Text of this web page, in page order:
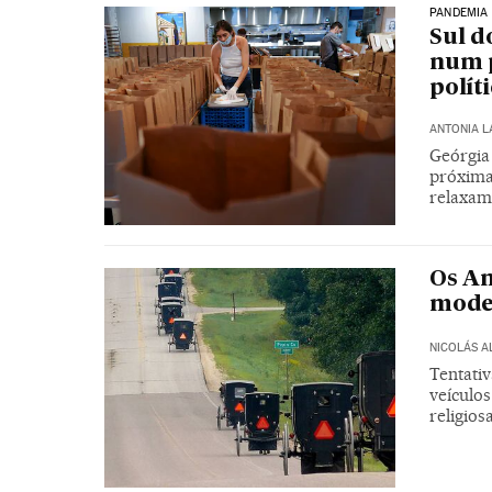
PANDEMIA
Sul
num
ANTONIA
Os
NICOLÁS